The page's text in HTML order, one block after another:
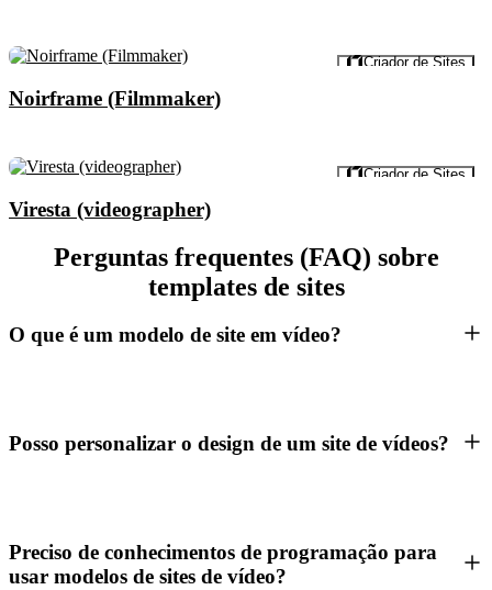
Criador de Sites
Noirframe (Filmmaker)
Criador de Sites
Viresta (videographer)
Perguntas frequentes (FAQ) sobre
templates de sites
O que é um modelo de site em vídeo?
Posso personalizar o design de um site de vídeos?
Preciso de conhecimentos de programação para
usar modelos de sites de vídeo?